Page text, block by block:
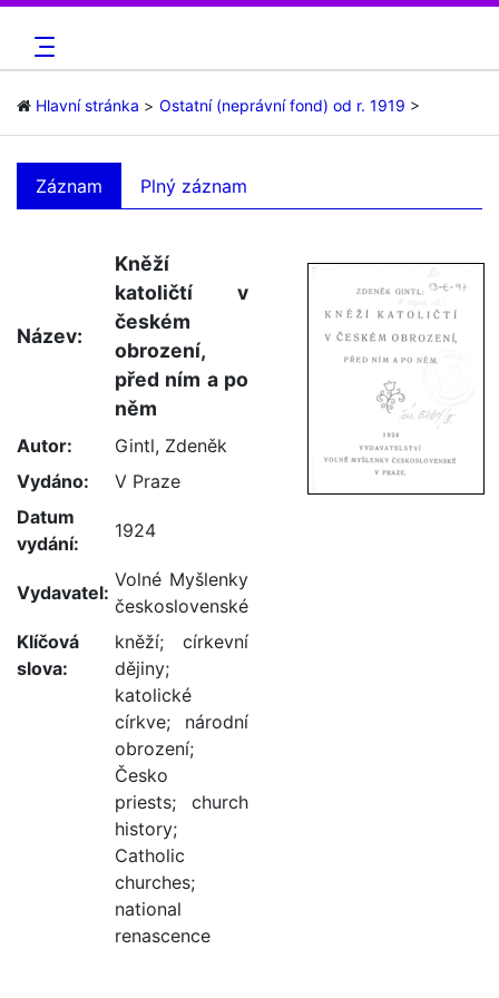
Hlavní stránka Ostatní (neprávní fond) od r. 1919
Záznam Plný záznam
Název:
Kněží
katoličtí v
českém
obrození,
před ním a po
něm
Autor:
Gintl, Zdeněk
Vydáno:
V Praze
Datum
vydání:
1924
Vydavatel:
Volné Myšlenky
československé
Klíčová
slova:
kněží;církevní
dějiny;
katolické
církve; národní
obrození;
Česko
priests;church
history;
Catholic
churches;
national
renascence